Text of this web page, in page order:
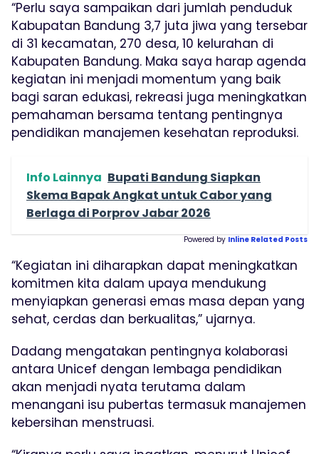
“Perlu saya sampaikan dari jumlah penduduk
Kabupatan Bandung 3,7 juta jiwa yang tersebar
di 31 kecamatan, 270 desa, 10 kelurahan di
Kabupaten Bandung. Maka saya harap agenda
kegiatan ini menjadi momentum yang baik
bagi saran edukasi, rekreasi juga meningkatkan
pemahaman bersama tentang pentingnya
pendidikan manajemen kesehatan reproduksi.
Info Lainnya Bupati Bandung Siapkan
Skema Bapak Angkat untuk Cabor yang
Berlaga di Porprov Jabar 2026
Powered by Inline Related Posts
“Kegiatan ini diharapkan dapat meningkatkan
komitmen kita dalam upaya mendukung
menyiapkan generasi emas masa depan yang
sehat, cerdas dan berkualitas,” ujarnya.
Dadang mengatakan pentingnya kolaborasi
antara Unicef dengan lembaga pendidikan
akan menjadi nyata terutama dalam
menangani isu pubertas termasuk manajemen
kebersihan menstruasi.